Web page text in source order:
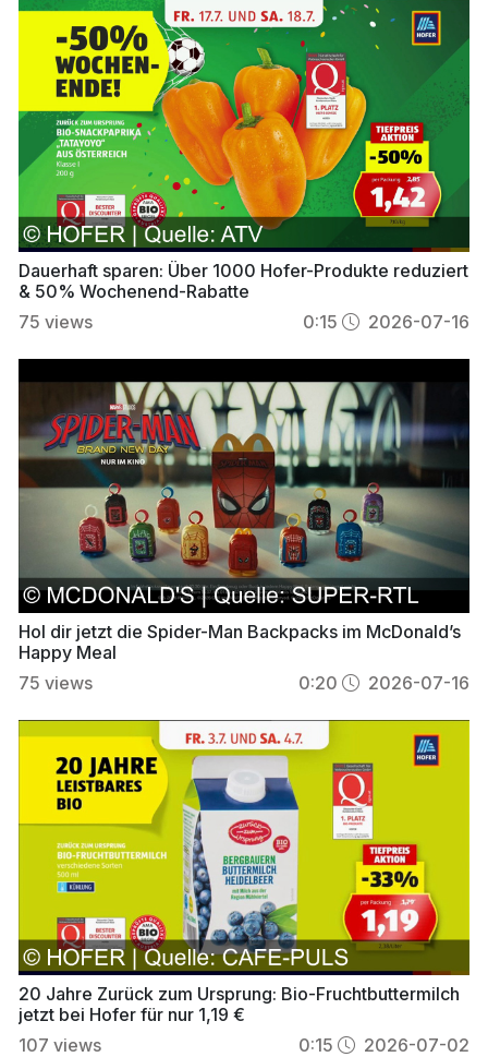
Dauerhaft sparen: Über 1000 Hofer-Produkte reduziert
& 50% Wochenend-Rabatte
75 views 0:15 2026-07-16
Hol dir jetzt die Spider-Man Backpacks im McDonald’s
Happy Meal
75 views 0:20 2026-07-16
20 Jahre Zurück zum Ursprung: Bio-Fruchtbuttermilch
jetzt bei Hofer für nur 1,19 €
107 views 0:15 2026-07-02